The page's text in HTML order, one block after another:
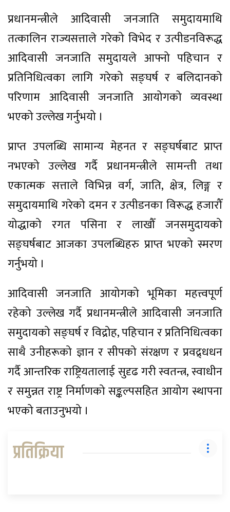
प्रधानमन्त्रीले आदिवासी जनजाति समुदायमाथि
तत्कालिन राज्यसत्ताले गरेको विभेद र उत्पीडनविरूद्ध
आदिवासी जनजाति समुदायले आफ्नो पहिचान र
प्रतिनिधित्वका लागि गरेको सङ्घर्ष र बलिदानको
परिणाम आदिवासी जनजाति आयोगको व्यवस्था
भएको उल्लेख गर्नुभयो ।
प्राप्त उपलब्धि सामान्य मेहनत र सङ्घर्षबाट प्राप्त
नभएको उल्लेख गर्दै प्रधानमन्त्रीले सामन्ती तथा
एकात्मक सत्ताले विभिन्न वर्ग, जाति, क्षेत्र, लिङ्ग र
समुदायमाथि गरेको दमन र उत्पीडनका विरूद्ध हजारौँ
योद्धाको रगत पसिना र लाखौँ जनसमुदायको
सङ्घर्षबाट आजका उपलब्धिहरु प्राप्त भएको स्मरण
गर्नुभयो ।
आदिवासी जनजाति आयोगको भूमिका महत्त्वपूर्ण
रहेको उल्लेख गर्दै प्रधानमन्त्रीले आदिवासी जनजाति
समुदायको सङ्घर्ष र विद्रोह, पहिचान र प्रतिनिधित्वका
साथै उनीहरूको ज्ञान र सीपको संरक्षण र प्रवद्र्धधन
गर्दै आन्तरिक राष्ट्रियतालाई सुदृढ गरी स्वतन्त्र, स्वाधीन
र समुन्नत राष्ट्र निर्माणको सङ्कल्पसहित आयोग स्थापना
भएको बताउनुभयो ।
प्रतिक्रिया